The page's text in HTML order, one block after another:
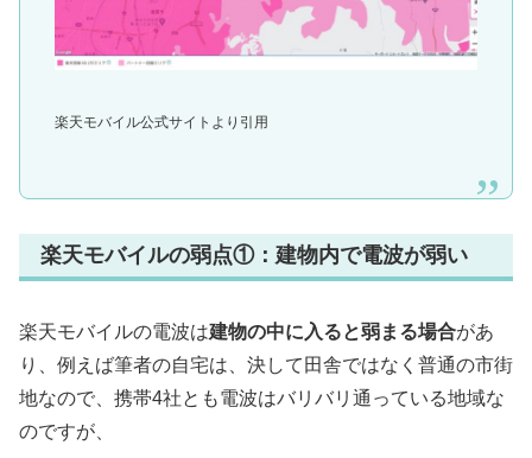
楽天モバイル公式サイトより引用
楽天モバイルの弱点①：建物内で電波が弱い
楽天モバイルの電波は建物の中に入ると弱まる場合があ
り、例えば筆者の自宅は、決して田舎ではなく普通の市街
地なので、携帯4社とも電波はバリバリ通っている地域な
のですが、